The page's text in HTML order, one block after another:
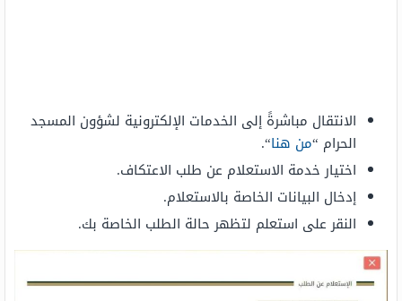
الانتقال مباشرةً إلى الخدمات الإلكترونية لشؤون المسجد
الحرام “من هنا“.
اختيار خدمة الاستعلام عن طلب الاعتكاف.
إدخال البيانات الخاصة بالاستعلام.
النقر على استعلم لتظهر حالة الطلب الخاصة بك.